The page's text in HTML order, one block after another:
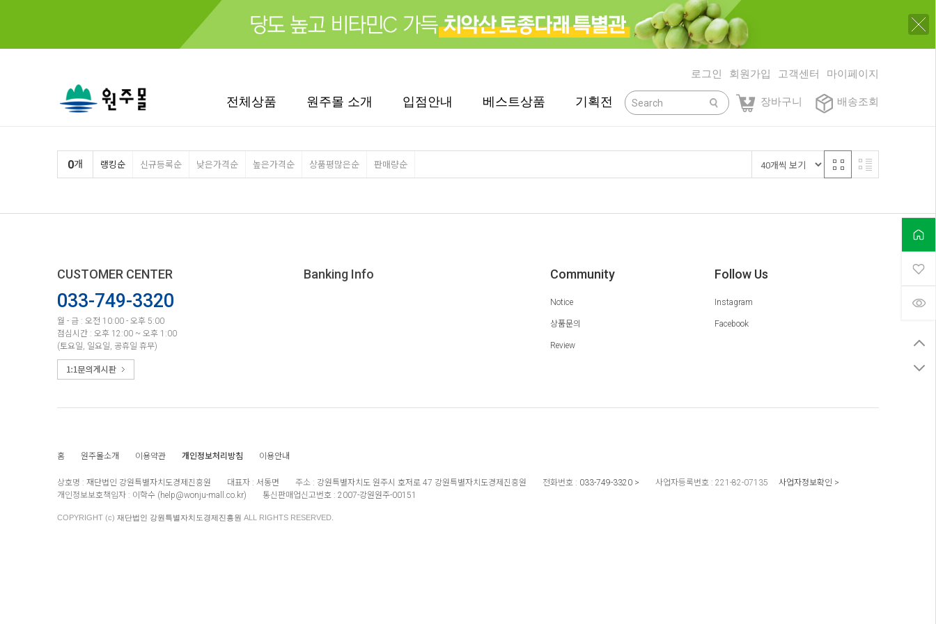
로그인 회원가입 고객센터 마이페이지
장바구니 배송조회
닫기
전체상품 원주몰 소개 입점안내 베스트상품 기획전
0개 랭킹순 신규등록순 낮은가격순 높은가격순 상품평많은순 판매량순
CUSTOMER CENTER
033-749-3320
월 - 금 : 오전 10:00 - 오후 5:00
점심시간 : 오후 12:00 ~ 오후 1:00
(토요일, 일요일, 공휴일 휴무)
Banking Info Community
Notice
상품문의
Review
Follow Us
Instagram
Facebook
홈 원주몰소개 이용약관 개인정보처리방침 이용안내
상호명 : 재단법인 강원특별자치도경제진흥원 대표자 : 서동면 주소 : 강원특별자치도 원주시 호저로 47 강원특별자치도경제진흥원 전화번호 : 033-749-3320 사업자등록번호 : 221-82-07135 사업자정보확인
개인정보보호책임자 : 이학수 (help@wonju-mall.co.kr) 통신판매업신고번호 : 2007-강원원주-00151
COPYRIGHT (c) 재단법인 강원특별자치도경제진흥원 ALL RIGHTS RESERVED.